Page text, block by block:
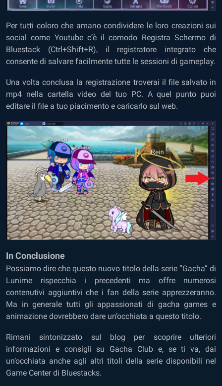
Per tutti coloro che amano condividere le loro creazioni sui
social come Youtube c’è il comodo Registra Schermo di
Bluestack (Ctrl+Shift+R), il registratore integrato che
consente di salvare facilmente tutte le sessioni di gameplay.
Una volta conclusa la registrazione troverai il file salvato in
mp4 nella cartella video del tuo PC. A quel punto puoi
editare il file a tuo piacimento e caricarlo sul web.
In Conclusione
Possiamo dire che questo nuovo titolo della serie “Gacha” di
Lunime rispecchia i precedenti ma offre numerosi
contenutivi aggiuntivi che i fan della serie apprezzeranno.
Ma in generale tutti gli appassionati di gacha games e
animazione dovrebbero dare un’occhiata a questo titolo.
Rimani sintonizzato sul blog per scoprire ulteriori
informazioni e consigli su Gacha Club e, se ti va, dai
un’occhiata anche agli altri titoli della serie disponibili nel
Game Center di Bluestacks.